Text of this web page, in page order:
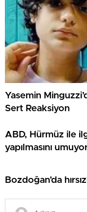
Yasemin
Sert Reaksiyon
ABD, Hürmüz ile
yapılmasını
Bozdoğan’da